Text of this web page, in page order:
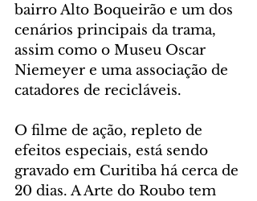
bairro Alto Boqueirão e um dos
cenários principais da trama,
assim como o Museu Oscar
Niemeyer e uma associação de
catadores de recicláveis.
O filme de ação, repleto de
efeitos especiais, está sendo
gravado em Curitiba há cerca de
20 dias. A Arte do Roubo tem